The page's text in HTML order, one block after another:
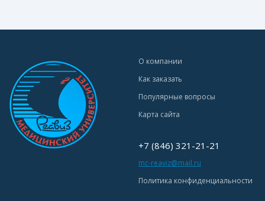
О компании
Как заказать
Популярные вопросы
Карта сайта
+7 (846) 321-21-21
mc-reaviz@mail.ru
Политика конфиденциальности